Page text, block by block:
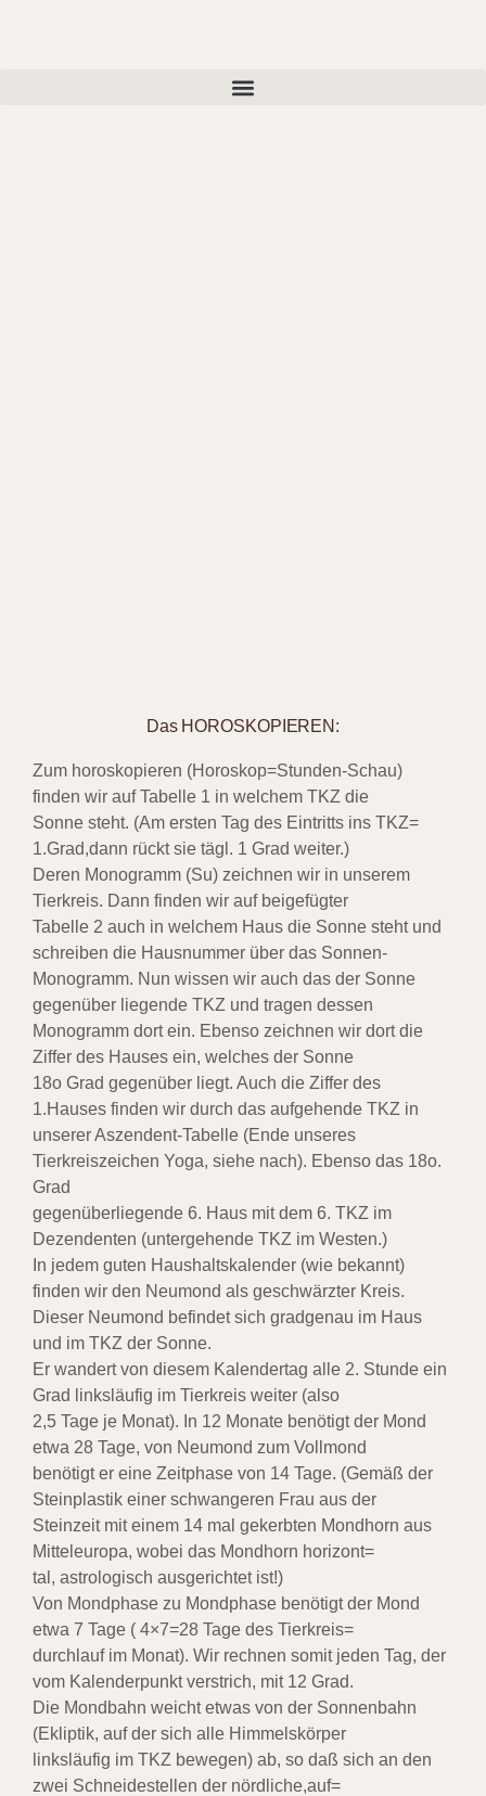
Das HOROSKOPIEREN:
Zum horoskopieren (Horoskop=Stunden-Schau)
finden wir auf Tabelle 1 in welchem TKZ die
Sonne steht. (Am ersten Tag des Eintritts ins TKZ=
1.Grad,dann rückt sie tägl. 1 Grad weiter.)
Deren Monogramm (Su) zeichnen wir in unserem
Tierkreis. Dann finden wir auf beigefügter
Tabelle 2 auch in welchem Haus die Sonne steht und
schreiben die Hausnummer über das Sonnen-
Monogramm. Nun wissen wir auch das der Sonne
gegenüber liegende TKZ und tragen dessen
Monogramm dort ein. Ebenso zeichnen wir dort die
Ziffer des Hauses ein, welches der Sonne
18o Grad gegenüber liegt. Auch die Ziffer des
1.Hauses finden wir durch das aufgehende TKZ in
unserer Aszendent-Tabelle (Ende unseres
Tierkreiszeichen Yoga, siehe nach). Ebenso das 18o.
Grad
gegenüberliegende 6. Haus mit dem 6. TKZ im
Dezendenten (untergehende TKZ im Westen.)
In jedem guten Haushaltskalender (wie bekannt)
finden wir den Neumond als geschwärzter Kreis.
Dieser Neumond befindet sich gradgenau im Haus
und im TKZ der Sonne.
Er wandert von diesem Kalendertag alle 2. Stunde ein
Grad linksläufig im Tierkreis weiter (also
2,5 Tage je Monat). In 12 Monate benötigt der Mond
etwa 28 Tage, von Neumond zum Vollmond
benötigt er eine Zeitphase von 14 Tage. (Gemäß der
Steinplastik einer schwangeren Frau aus der
Steinzeit mit einem 14 mal gekerbten Mondhorn aus
Mitteleuropa, wobei das Mondhorn horizont=
tal, astrologisch ausgerichtet ist!)
Von Mondphase zu Mondphase benötigt der Mond
etwa 7 Tage ( 4×7=28 Tage des Tierkreis=
durchlauf im Monat). Wir rechnen somit jeden Tag, der
vom Kalenderpunkt verstrich, mit 12 Grad.
Die Mondbahn weicht etwas von der Sonnenbahn
(Ekliptik, auf der sich alle Himmelskörper
linksläufig im TKZ bewegen) ab, so daß sich an den
zwei Schneidestellen der nördliche,auf=